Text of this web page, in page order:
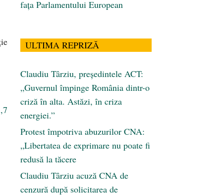
fața Parlamentului European
ULTIMA REPRIZĂ
Claudiu Târziu, președintele ACT:
„Guvernul împinge România dintr-o
criză în alta. Astăzi, în criza
energiei.”
Protest împotriva abuzurilor CNA:
„Libertatea de exprimare nu poate fi
redusă la tăcere
Claudiu Târziu acuză CNA de
cenzură după solicitarea de